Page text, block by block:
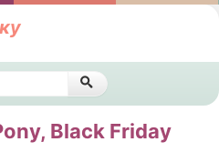
Black Friday